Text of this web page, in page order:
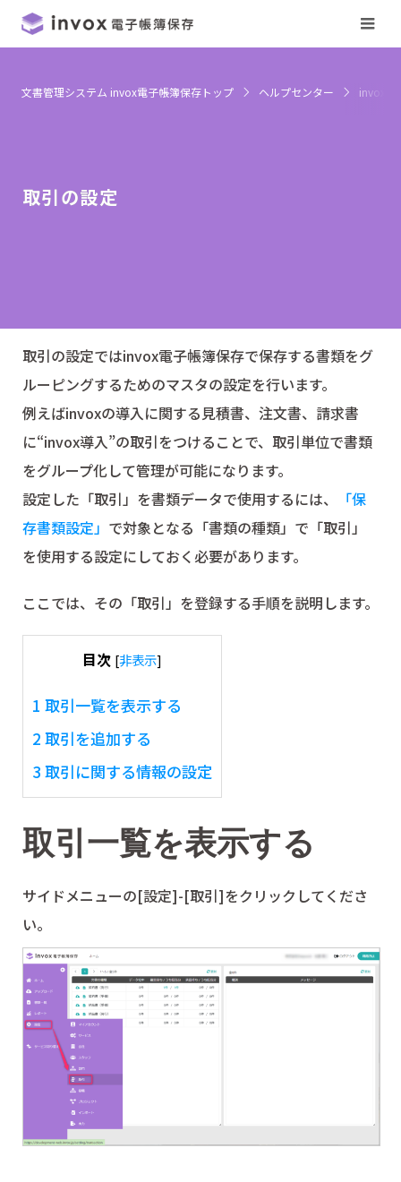
取引の設定
文書管理システム invox電子帳簿保存トップ ヘルプセンター invox電
取引の設定ではinvox電子帳簿保存で保存する書類をグ
ルーピングするためのマスタの設定を行います。
例えばinvoxの導入に関する見積書、注文書、請求書
に“invox導入”の取引をつけることで、取引単位で書類
をグループ化して管理が可能になります。
設定した「取引」を書類データで使用するには、
「保
存書類設定」 で対象となる「書類の種類」で「取引」
を使用する設定にしておく必要があります。
ここでは、その「取引」を登録する手順を説明します。
目次 [非表示]
1 取引一覧を表示する
2 取引を追加する
3 取引に関する情報の設定
取引一覧を表示する
サイドメニューの[設定]-[取引]をクリックしてくださ
い。